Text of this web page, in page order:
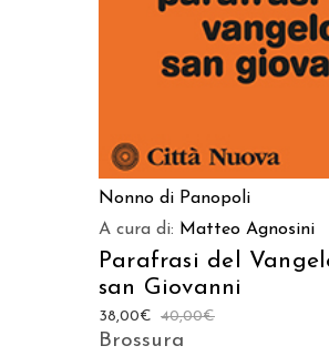
Nonno di Panopoli
A cura di: Matteo Agnosini
Parafrasi del
san Giovanni
40,00€
38,00€
Brossura